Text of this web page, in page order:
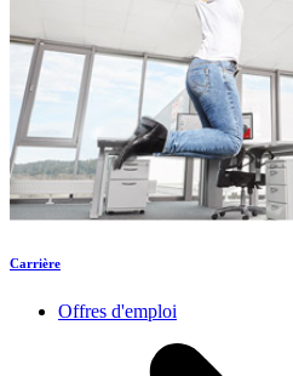
Carrière
Offres d'emploi